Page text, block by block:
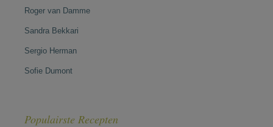
Roger van Damme
Sandra Bekkari
Sergio Herman
Sofie Dumont
Populairste Recepten